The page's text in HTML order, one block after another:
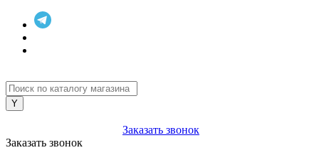
Заказать звонок
Заказать звонок